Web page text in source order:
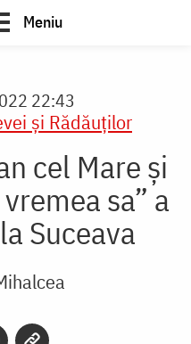
Meniu
22:43
şi Rădăuţilor
cel Mare și
sa” a
Suceava